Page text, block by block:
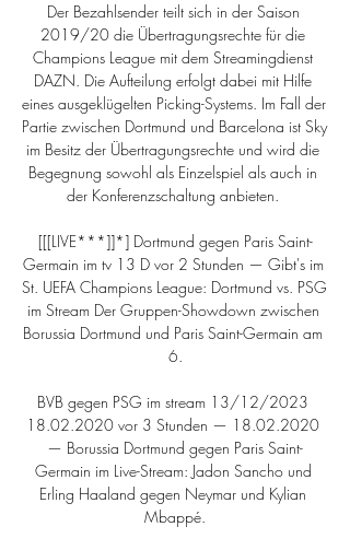
Der Bezahlsender teilt sich in der Saison
2019/20 die Übertragungsrechte für die
Champions League mit dem Streamingdienst
DAZN. Die Aufteilung erfolgt dabei mit Hilfe
eines ausgeklügelten Picking-Systems. Im Fall der
Partie zwischen Dortmund und Barcelona ist Sky
im Besitz der Übertragungsrechte und wird die
Begegnung sowohl als Einzelspiel als auch in
der Konferenzschaltung anbieten.
[[[LIVE***]]*] Dortmund gegen Paris Saint-
Germain im tv 13 D vor 2 Stunden — Gibt's im
St. UEFA Champions League: Dortmund vs. PSG
im Stream Der Gruppen-Showdown zwischen
Borussia Dortmund und Paris Saint-Germain am
6.
BVB gegen PSG im stream 13/12/2023
18.02.2020 vor 3 Stunden — 18.02.2020
— Borussia Dortmund gegen Paris Saint-
Germain im Live-Stream: Jadon Sancho und
Erling Haaland gegen Neymar und Kylian
Mbappé.